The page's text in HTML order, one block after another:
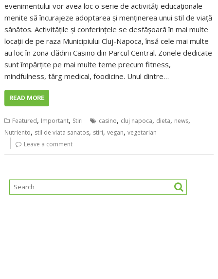
evenimentului vor avea loc o serie de activități educaționale
menite să încurajeze adoptarea și menținerea unui stil de viață
sănătos. Activitățile și conferințele se desfășoară în mai multe
locații de pe raza Municipiului Cluj-Napoca, însă cele mai multe
au loc în zona clădirii Casino din Parcul Central. Zonele dedicate
sunt împărțite pe mai multe teme precum fitness,
mindfulness, târg medical, foodicine. Unul dintre…
READ MORE
Featured, Important, Stiri casino, cluj napoca, dieta, news,
Nutriento, stil de viata sanatos, stiri,vegan,vegetarian
Leave a comment